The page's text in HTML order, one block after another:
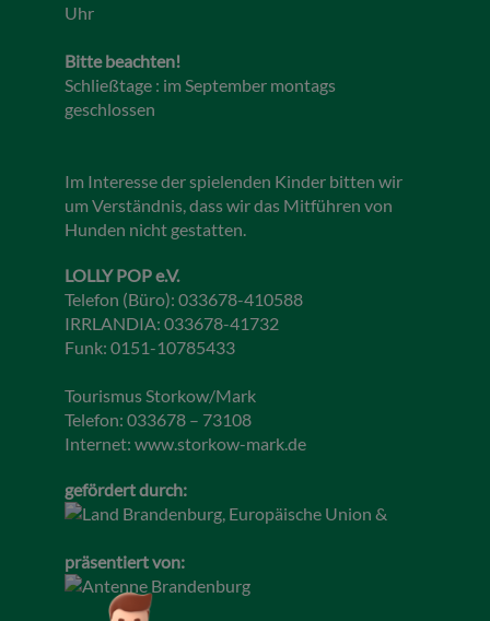
Uhr
Bitte beachten!
Schließtage : im September montags
geschlossen
Im Interesse der spielenden Kinder bitten wir
um Verständnis, dass wir das Mitführen von
Hunden nicht gestatten.
LOLLY POP e.V.
Telefon (Büro): 033678-410588
IRRLANDIA: 033678-41732
Funk: 0151-10785433
Tourismus Storkow/Mark
Telefon: 033678 – 73108
Internet: www.storkow-mark.de
gefördert durch:
präsentiert von: